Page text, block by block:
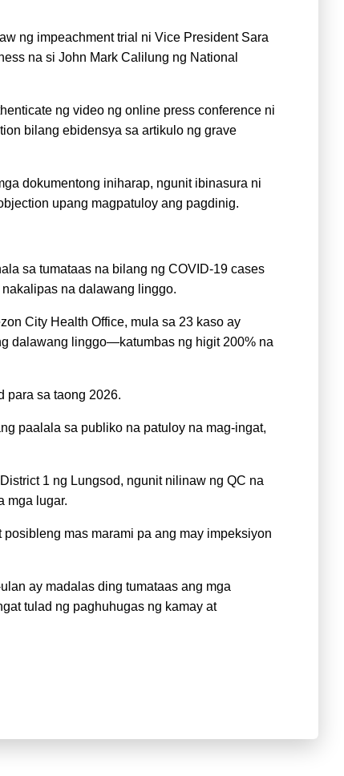
ng impeachment trial ni Vice President Sara
na si John Mark Calilung ng National
ng video ng online press conference ni
bilang ebidensya sa artikulo ng grave
dokumentong iniharap, ngunit ibinasura ni
upang magpatuloy ang pagdinig.
sa tumataas na bilang ng COVID-19 cases
na dalawang linggo.
City Health Office, mula sa 23 kaso ay
dalawang linggo—katumbas ng higit 200% na
para sa taong 2026.
paalala sa publiko na patuloy na mag-ingat,
1 ng Lungsod, ngunit nilinaw ng QC na
mga lugar.
mas marami pa ang may impeksiyon
ay madalas ding tumataas ang mga
tulad ng paghuhugas ng kamay at